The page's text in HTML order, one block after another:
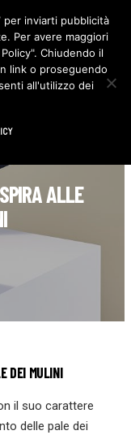
F
c
e
b
o
I
n
s
t
ALLE
DEI MULINI
il suo carattere
delle pale dei
per inviarti pubblicità
Per avere maggiori
Chiudendo il
link o proseguendo
all'utilizzo dei